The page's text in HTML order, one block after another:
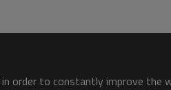
order to constantly improve the